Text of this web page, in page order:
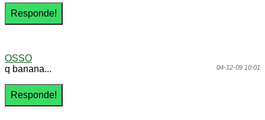
OSSO
04-12-09 10:01
q banana...